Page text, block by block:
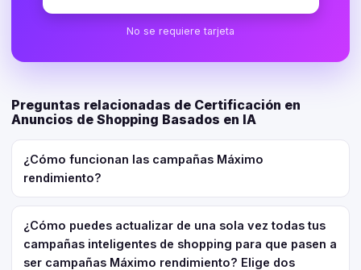
No se requiere tarjeta
Preguntas relacionadas de Certificación en
Anuncios de Shopping Basados en IA
¿Cómo funcionan las campañas Máximo
rendimiento?
¿Cómo puedes actualizar de una sola vez todas tus
campañas inteligentes de shopping para que pasen a
ser campañas Máximo rendimiento? Elige dos